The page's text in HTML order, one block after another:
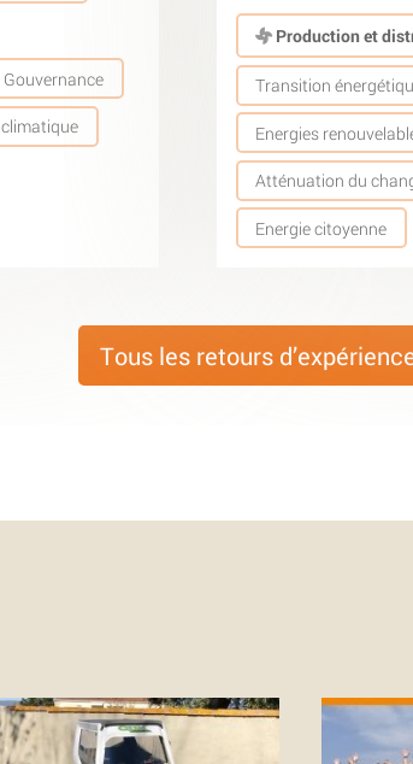
Gouvernance
Production et
Transition
Energies
Atténuation du
Energie citoyenne
Tous les retours